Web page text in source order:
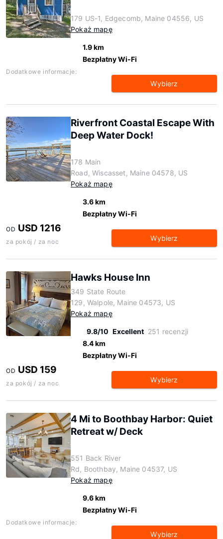
179 US-1, Edgecomb, Maine 04556, US
Pokaż mapę
1.9 km
Bezpłatny Wi-Fi
Dodatkowe informacje:
Wybierz
Riverfront Coastal Escape With
Deep Water Dock!
178 Main
Road, Wiscasset, Maine 04578, US
Pokaż mapę
3.6 km
Bezpłatny Wi-Fi
OD USD 1216
za pokój / za noc Wybierz
Hawks House Inn
349 State Route
129, Walpole, Maine 04573, US
Pokaż mapę
9.8/10 Excellent 251 recenzji
8.4 km
Bezpłatny Wi-Fi
OD USD 159
za pokój / za noc Wybierz
4 Mi to Boothbay Harbor: Quiet
Retreat w/ Deck
551 Back River
Rd, Boothbay, Maine 04537, US
Pokaż mapę
9.6 km
Bezpłatny Wi-Fi
Dodatkowe informacje:
Wybierz